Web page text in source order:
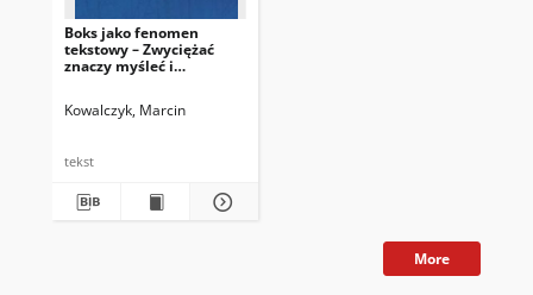
Boks jako fenomen
tekstowy – Zwyciężać
znaczy myśleć i
Kowalczyk, Marcin
tekst
More